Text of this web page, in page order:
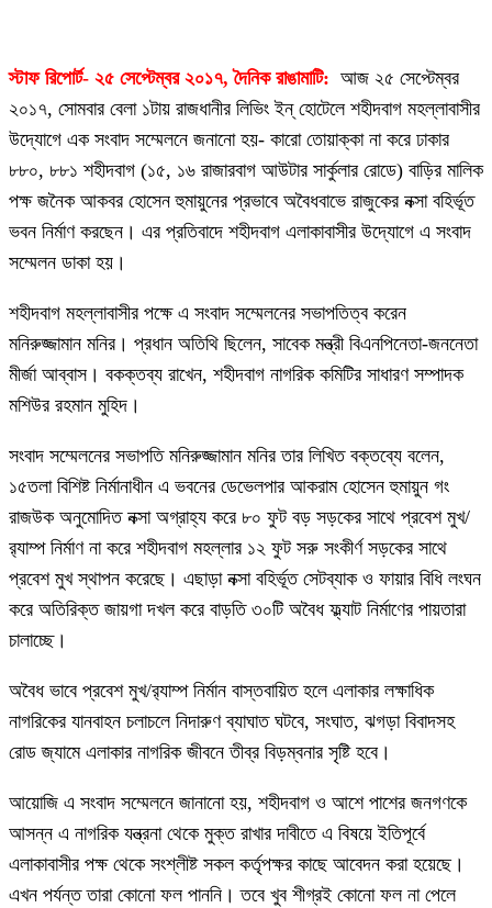
স্টাফ রিপোর্ট- ২৫ সেপ্টেম্বর ২০১৭, দৈনিক রাঙামাটি: আজ ২৫ সেপ্টেম্বর
২০১৭, সোমবার বেলা ১টায় রাজধানীর লিভিং ইন্ হোটেলে শহীদবাগ মহল্লাবাসীর
উদ্যোগে এক সংবাদ সম্মেলনে জনানো হয়- কারো তোয়াক্কা না করে ঢাকার
৮৮০, ৮৮১ শহীদবাগ (১৫, ১৬ রাজারবাগ আউটার সার্কুলার রোডে) বাড়ির মালিক
পক্ষ জনৈক আকবর হোসেন হুমায়ুনের প্রভাবে অবৈধবাভে রাজুকের নক্সা বহির্ভূত
ভবন নির্মাণ করছেন। এর প্রতিবাদে শহীদবাগ এলাকাবাসীর উদ্যোগে এ সংবাদ
সম্মেলন ডাকা হয়।
শহীদবাগ মহল্লাবাসীর পক্ষে এ সংবাদ সম্মেলনের সভাপতিত্ব করেন
মনিরুজ্জামান মনির। প্রধান অতিথি ছিলেন, সাবেক মন্ত্রী বিএনপিনেতা-জননেতা
মীর্জা আব্বাস। বকক্তব্য রাখেন, শহীদবাগ নাগরিক কমিটির সাধারণ সম্পাদক
মশিউর রহমান মুহিদ।
সংবাদ সম্মেলনের সভাপতি মনিরুজ্জামান মনির তার লিখিত বক্তব্যে বলেন,
১৫তলা বিশিষ্ট নির্মানাধীন এ ভবনের ডেভেলপার আকরাম হোসেন হুমায়ুন গং
রাজউক অনুমোদিত নক্সা অগ্রাহ্য করে ৮০ ফুট বড় সড়কের সাথে প্রবেশ মুখ/
র‌্যাম্প নির্মাণ না করে শহীদবাগ মহল্লার ১২ ফুট সরু সংকীর্ণ সড়কের সাথে
প্রবেশ মুখ স্থাপন করেছে। এছাড়া নক্সা বহির্ভূত সেটব্যাক ও ফায়ার বিধি লংঘন
করে অতিরিক্ত জায়গা দখল করে বাড়তি ৩০টি অবৈধ ফ্ল্যাট নির্মাণের পায়তারা
চালাচ্ছে।
অবৈধ ভাবে প্রবেশ মুখ/র‌্যাম্প নির্মান বাস্তবায়িত হলে এলাকার লক্ষাধিক
নাগরিকের যানবাহন চলাচলে নিদারুণ ব্যাঘাত ঘটবে, সংঘাত, ঝগড়া বিবাদসহ
রোড জ্যামে এলাকার নাগরিক জীবনে তীব্র বিড়ম্বনার সৃষ্টি হবে।
আয়োজি এ সংবাদ সম্মেলনে জানানো হয়, শহীদবাগ ও আশে পাশের জনগণকে
আসন্ন এ নাগরিক যন্ত্রনা থেকে মুক্ত রাখার দাবীতে এ বিষয়ে ইতিপূর্বে
এলাকাবাসীর পক্ষ থেকে সংশ্লীষ্ট সকল কর্তৃপক্ষর কাছে আবেদন করা হয়েছে।
এখন পর্যন্ত তারা কোনো ফল পাননি। তবে খুব শীগ্রই কোনো ফল না পেলে